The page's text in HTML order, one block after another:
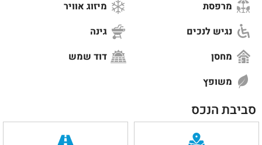
מרפסת
מיזוג אוויר
נגיש לנכים
גינה
מחסן
דוד שמש
משופץ
סביבת הנכס